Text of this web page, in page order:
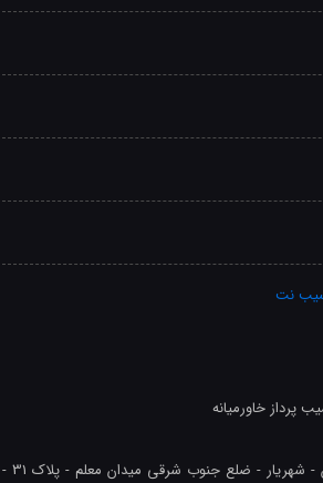
نت
خاورمیانه
آدرس پستی: تهران - شهريار - ضلع جنوب شرقی میدان معلم - پلاک 31 -